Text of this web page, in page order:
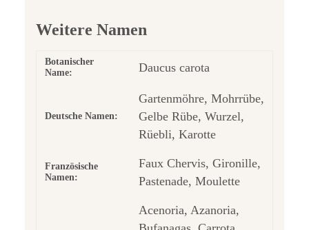
Weitere Namen
Botanischer
Name:
Daucus carota
Deutsche Namen:
Gartenmöhre, Mohrrübe,
Gelbe Rübe, Wurzel,
Rüebli, Karotte
Französische
Namen:
Faux Chervis, Gironille,
Pastenade, Moulette
Acenoria, Azanoria,